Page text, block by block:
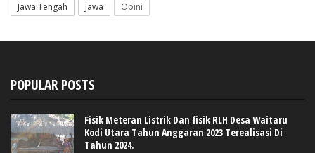
Jawa Tengah
Jawa Opini
POPULAR POSTS
Fisik Meteran Listrik Dan fisik RLH Desa Waitaru
Kodi Utara Tahun Anggaran 2023 Terealisasi Di
Tahun 2024.